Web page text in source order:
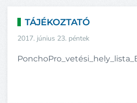
TÁJÉKOZTATÓ
2017. június 23. péntek